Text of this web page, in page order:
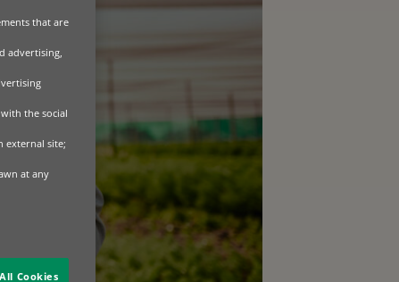
that are
advertising,
the social
external site;
at any
Cookies